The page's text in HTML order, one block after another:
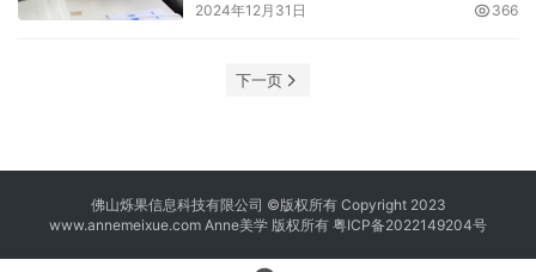
2024年12月31日 366
下一页
佛山烁果信息科技有限公司 ©版权所有 Copyright 2023
www.annemeixue.com Anne美学 版权所有 粤ICP备2022149204号